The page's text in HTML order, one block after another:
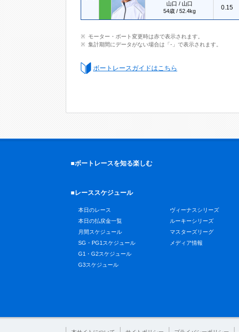
山口 / 山口
54歳 / 52.4kg
0.15
モーター・ボート変更時は赤で表示されます。
集計期間にデータがない場合は「-」で表示されます。
ボートレースガイドはこちら
■ボートレースを知る楽しむ
■レーススケジュール
本日のレース
本日の払戻金一覧
月間スケジュール
SG・PG1スケジュール
G1・G2スケジュール
G3スケジュール
ヴィーナスシリーズ
ルーキーシリーズ
マスターズリーグ
メディア情報